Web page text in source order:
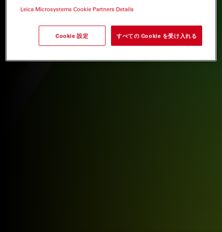
Leica Microsystems Cookie Partners Details
Cookie 設定 すべての Cookie を受け入れる